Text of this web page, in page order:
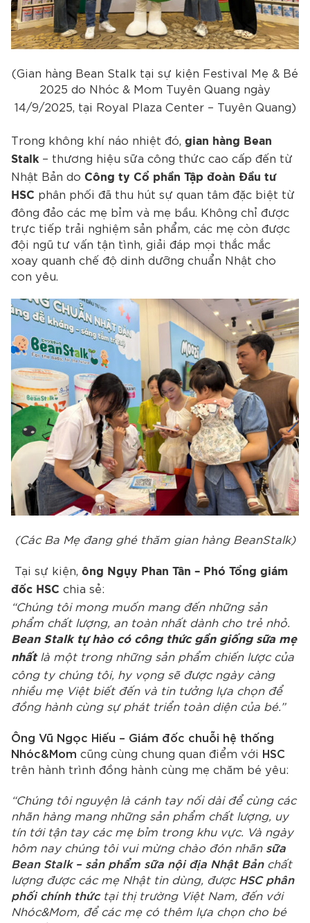
(Gian hàng Bean Stalk tại sự kiện Festival Mẹ & Bé
2025 do Nhóc & Mom Tuyên Quang ngày
14/9/2025, tại Royal Plaza Center – Tuyên Quang)
Trong không khí náo nhiệt đó, gian hàng Bean
Stalk– thương hiệu sữa công thức cao cấp đến từ
Nhật Bản do Công ty Cổ phần Tập đoàn Đầu tư
HSC phân phối đã thu hút sự quan tâm đặc biệt từ
đông đảo các mẹ bỉm và mẹ bầu. Không chỉ được
trực tiếp trải nghiệm sản phẩm, các mẹ còn được
đội ngũ tư vấn tận tình, giải đáp mọi thắc mắc
xoay quanh chế độ dinh dưỡng chuẩn Nhật cho
con yêu.
(Các Ba Mẹ đang ghé thăm gian hàng BeanStalk)
Tại sự kiện, ông Ngụy Phan Tân – Phó Tổng giám
đốc HSC chia sẻ:
“Chúng tôi mong muốn mang đến những sản
phẩm chất lượng, an toàn nhất dành cho trẻ nhỏ.
Bean Stalk tự hào có công thức gần giống sữa mẹ
nhấtlà một trong những sản phẩm chiến lược của
công ty chúng tôi, hy vọng sẽ được ngày càng
nhiều mẹ Việt biết đến và tin tưởng lựa chọn để
đồng hành cùng sự phát triển toàn diện của bé.”
Ông Vũ Ngọc Hiếu – Giám đốc chuỗi hệ thống
Nhóc&Mom cũng cùng chung quan điểm với HSC
trên hành trình đồng hành cùng mẹ chăm bé yêu:
“Chúng tôi nguyện là cánh tay nối dài để cùng các
nhãn hàng mang những sản phẩm chất lượng, uy
tín tới tận tay các mẹ bỉm trong khu vực. Và ngày
hôm nay chúng tôi vui mừng chào đón nhãn sữa
Bean Stalk – sản phẩm sữa nội địa Nhật Bảnchất
lượng được các mẹ Nhật tin dùng, đượcHSC phân
phối chính thứctại thị trường Việt Nam, đến với
Nhóc&Mom, để các mẹ có thêm lựa chọn cho bé